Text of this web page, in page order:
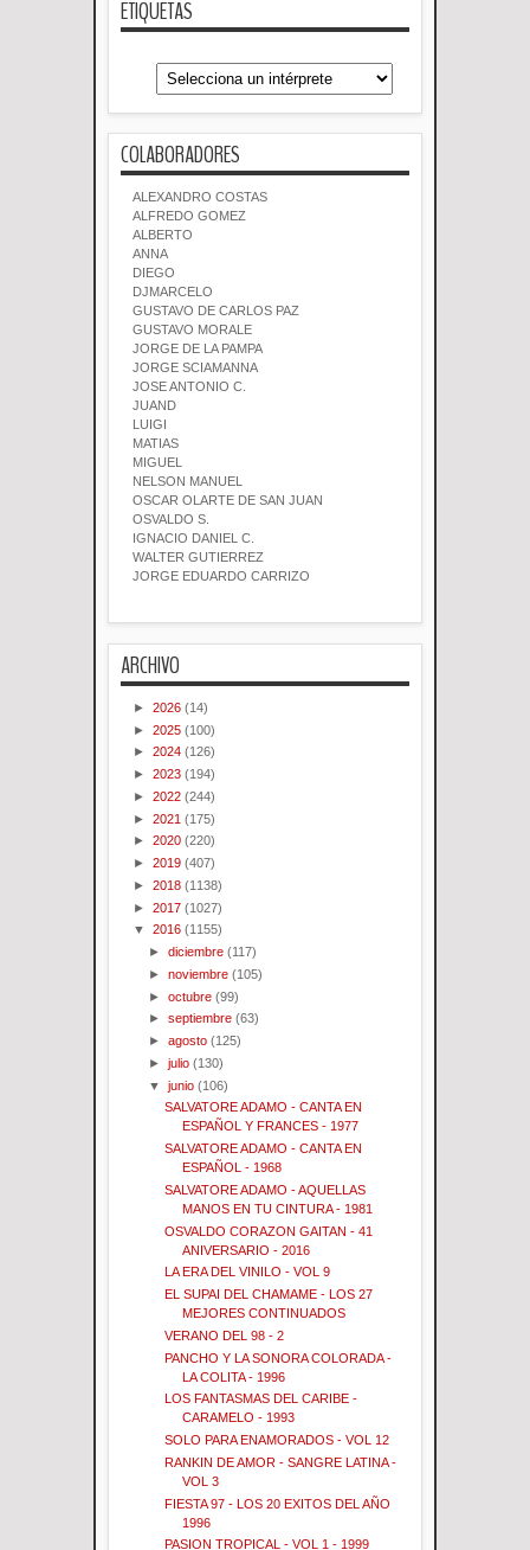
ETIQUETAS
COLABORADORES
ALEXANDRO COSTAS
ALFREDO GOMEZ
ALBERTO
ANNA
DIEGO
DJMARCELO
GUSTAVO DE CARLOS PAZ
GUSTAVO MORALE
JORGE DE LA PAMPA
JORGE SCIAMANNA
JOSE ANTONIO C.
JUAND
LUIGI
MATIAS
MIGUEL
NELSON MANUEL
OSCAR OLARTE DE SAN JUAN
OSVALDO S.
IGNACIO DANIEL C.
WALTER GUTIERREZ
JORGE EDUARDO CARRIZO
ARCHIVO
► 2026 (14)
► 2025 (100)
► 2024 (126)
► 2023 (194)
► 2022 (244)
► 2021 (175)
► 2020 (220)
► 2019 (407)
► 2018 (1138)
► 2017 (1027)
▼ 2016 (1155)
►diciembre (117)
►noviembre (105)
►octubre (99)
►septiembre (63)
►agosto (125)
►julio (130)
▼junio (106)
SALVATORE ADAMO - CANTA EN
ESPAÑOL Y FRANCES - 1977
SALVATORE ADAMO - CANTA EN
ESPAÑOL - 1968
SALVATORE ADAMO - AQUELLAS
MANOS EN TU CINTURA - 1981
OSVALDO CORAZON GAITAN - 41
ANIVERSARIO - 2016
LA ERA DEL VINILO - VOL 9
EL SUPAI DEL CHAMAME - LOS 27
MEJORES CONTINUADOS
VERANO DEL 98 - 2
PANCHO Y LA SONORA COLORADA -
LA COLITA - 1996
LOS FANTASMAS DEL CARIBE -
CARAMELO - 1993
SOLO PARA ENAMORADOS - VOL 12
RANKIN DE AMOR - SANGRE LATINA -
VOL 3
FIESTA 97 - LOS 20 EXITOS DEL AÑO
1996
PASION TROPICAL - VOL 1 - 1999